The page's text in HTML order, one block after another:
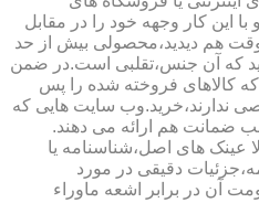
این کار وجهه خود را در مقابل
هم دیدید،محصولی بیش از حد
که آن جنس،تقلبی است.در ضمن
کالاهای فروخته شده را پس
ندارند،خرید.وب سایت هایی که
ضمانت هم ارائه می دهند.
عینک های اصل،شناسنامه یا
دقیقی در مورد
آن در برابر اشعه ماوراء